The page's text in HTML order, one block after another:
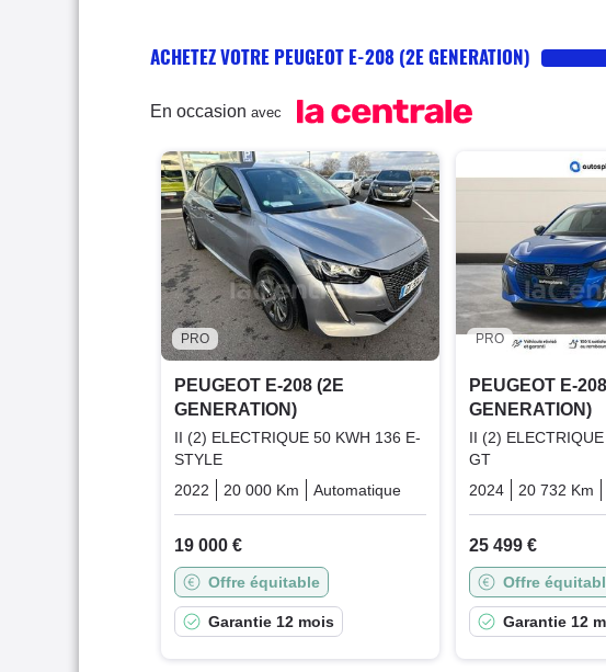
ACHETEZ VOTRE PEUGEOT E-208 (2E GENERATION)
En occasion avec
PRO
PEUGEOT E-208 (2E
GENERATION)
II (2) ELECTRIQUE 50 KWH 136 E-
STYLE
2022
20 000 Km Automatique
19 000 €
Offre équitable
Garantie 12 mois
PRO
PEUGEOT E-
GENERATION)
II (2)
GT
2024
20 732 Km
25 499 €
Offre
Garantie 12